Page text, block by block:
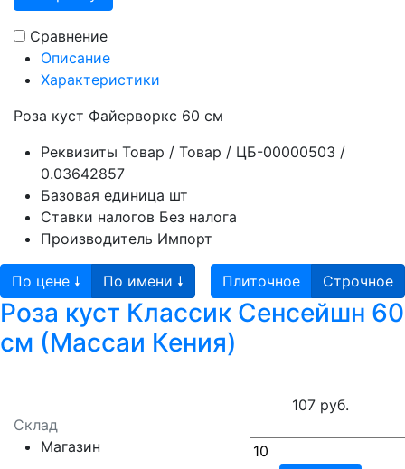
Сравнение
Описание
Характеристики
Роза куст Файерворкс 60 см
Реквизиты Товар / Товар / ЦБ-00000503 /
0.03642857
Базовая единица шт
Ставки налогов Без налога
Производитель Импорт
По цене 🠗 По имени 🠗 Плиточное Строчное
Роза куст Классик Сенсейшн 60
см (Массаи Кения)
Склад
Магазин
107 руб.